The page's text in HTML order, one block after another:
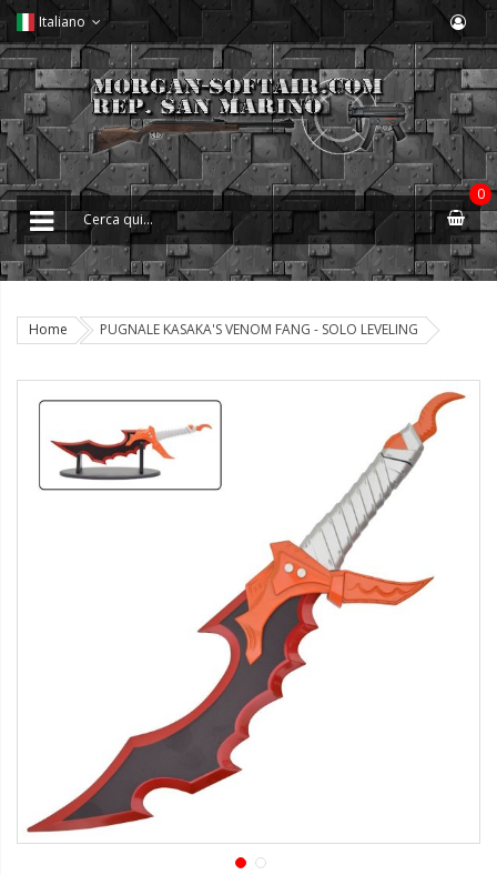
Italiano
0
Home PUGNALE KASAKA'S VENOM FANG - SOLO LEVELING